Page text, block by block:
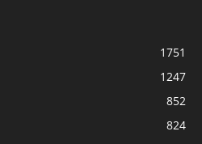
1751
1247
852
824